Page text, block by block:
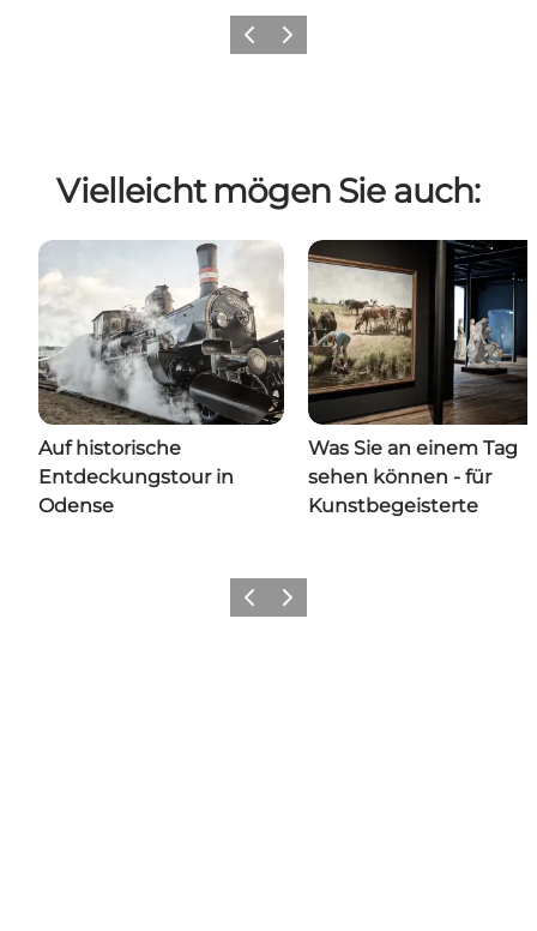
ZurückWeiter
Vielleicht mögen Sie auch:
Auf historische
Entdeckungstour in
Odense
Was Sie an einem Tag
sehen können - für
Kunstbegeisterte
ZurückWeiter